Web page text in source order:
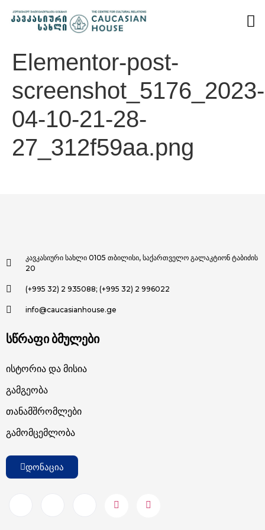
Elementor-post-
screenshot_5176_2023-
04-10-21-28-
27_312f59aa.png
კავკასიური სახლი 0105 თბილისი, საქართველო გალაკტიონ ტაბიძის
20
(+995 32) 2 935088; (+995 32) 2 996022
info@caucasianhouse.ge
სწრაფი ბმულები
Ისტორია Და Მისია
Გამგეობა
Თანამშრომლები
Გამომცემლობა
დონაცია